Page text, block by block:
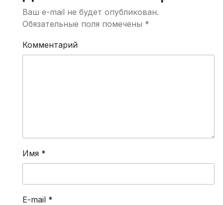
Ваш e-mail не будет опубликован.
Обязательные поля помечены *
Комментарий
Имя *
E-mail *